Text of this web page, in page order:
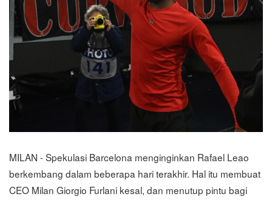
MILAN - Spekulasi Barcelona menginginkan Rafael Leao
berkembang dalam beberapa hari terakhir. Hal itu membuat
CEO Milan Giorgio Furlani kesal, dan menutup pintu bagi